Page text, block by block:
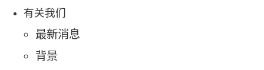
有关我们
最新消息
背景